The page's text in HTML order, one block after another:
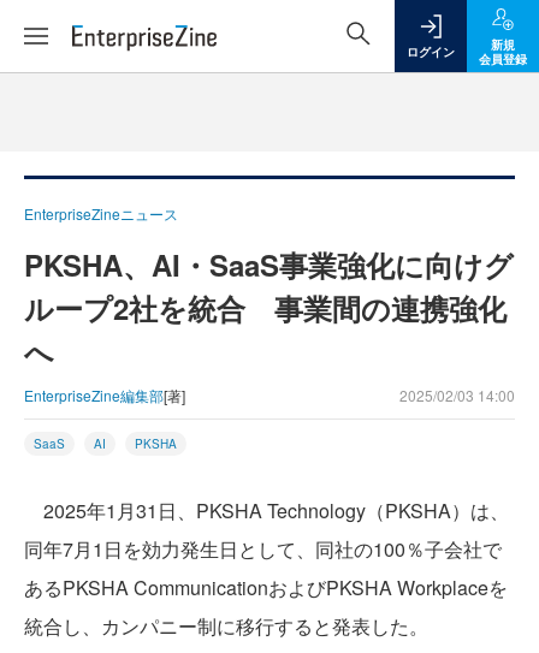
ログイン
新規
会員登録
EnterpriseZineニュース
PKSHA、AI・SaaS事業強化に向けグ
ループ2社を統合 事業間の連携強化
へ
EnterpriseZine編集部[著] 2025/02/03 14:00
SaaS AI PKSHA
2025年1月31日、PKSHA Technology（PKSHA）は、
同年7月1日を効力発生日として、同社の100％子会社で
あるPKSHA CommunicationおよびPKSHA Workplaceを
統合し、カンパニー制に移行すると発表した。